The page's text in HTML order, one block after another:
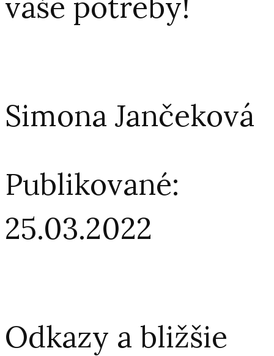
Simona Jančeková
Publikované:
25.03.2022
Odkazy a bližšie